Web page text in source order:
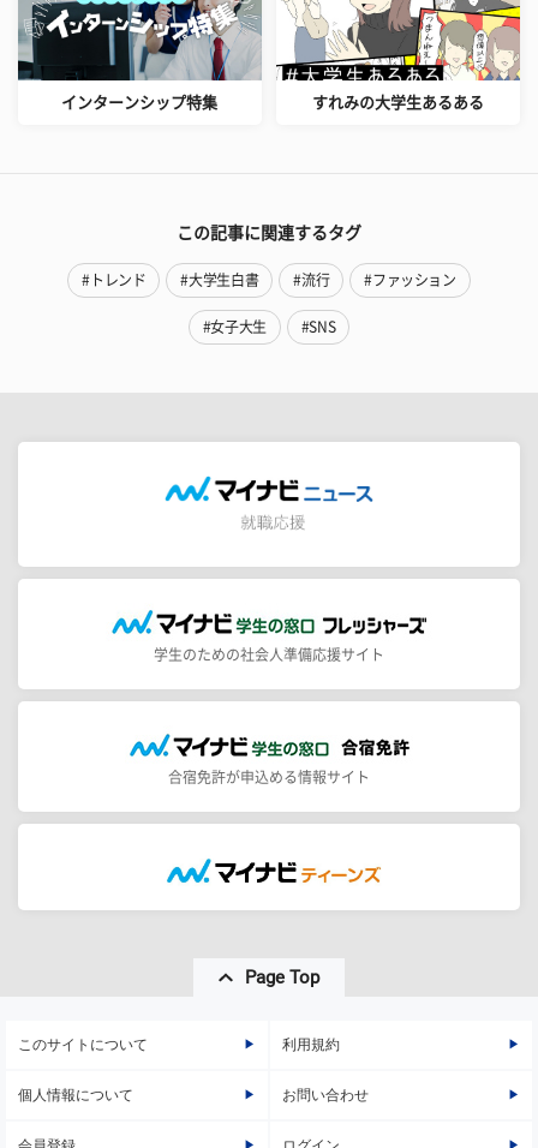
インターンシップ特集 すれみの大学生あるある
この記事に関連するタグ
#トレンド #大学生白書 #流行 #ファッション
#女子大生 #SNS
学生のための社会人準備応援サイト
合宿免許が申込める情報サイト
Page Top
このサイトについて 利用規約
個人情報について お問い合わせ